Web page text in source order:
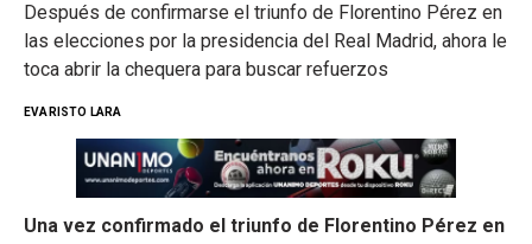
Después de confirmarse el triunfo de Florentino Pérez en
las elecciones por la presidencia del Real Madrid, ahora le
toca abrir la chequera para buscar refuerzos
EVARISTO LARA
Una vez confirmado el triunfo de Florentino Pérez en